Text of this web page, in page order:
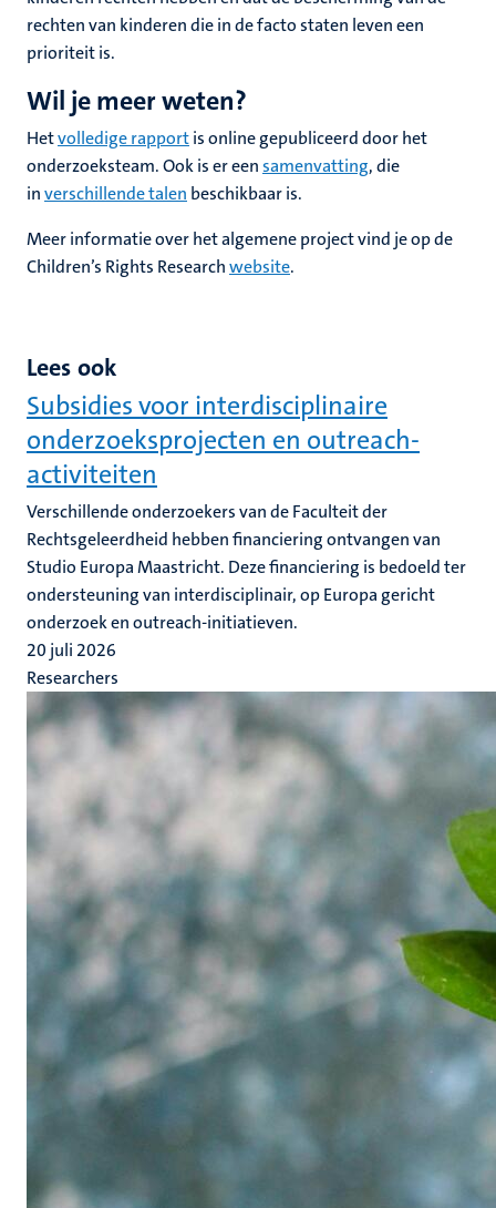
rechten van kinderen die in de facto staten leven een
prioriteit is.
Wil je meer weten?
Hetvolledige rapportis online gepubliceerd door het
onderzoeksteam. Ook is er eensamenvatting, die
inverschillende talen beschikbaar is.
Meer informatie over het algemene project vind je op de
Children’s Rights Researchwebsite.
Lees ook
Subsidies voor interdisciplinaire
onderzoeksprojecten en outreach-
activiteiten
Verschillende onderzoekers van de Faculteit der
Rechtsgeleerdheid hebben financiering ontvangen van
Studio Europa Maastricht. Deze financiering is bedoeld ter
ondersteuning van interdisciplinair, op Europa gericht
onderzoek en outreach-initiatieven.
20 juli 2026
Researchers